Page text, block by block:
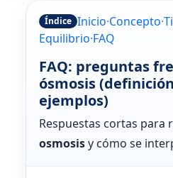
Índice Inicio·Concepto·
Equilibrio·FAQ
FAQ: preguntas
ósmosis
ejemplos)
Respuestas cortas para
osmosisy cómo se